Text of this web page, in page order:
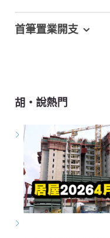
首筆置業開支
胡‧說熱門